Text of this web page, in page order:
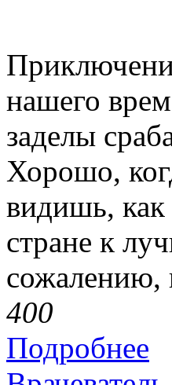
нашего
заделы
Хорошо,
видишь, как
стране к
сожалению,
400
Подробнее